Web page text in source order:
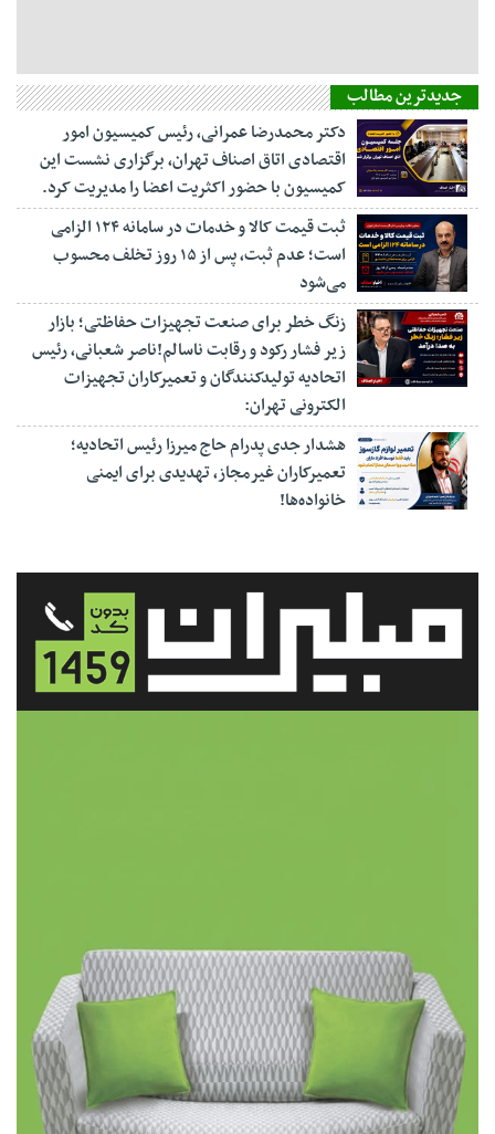
جدیدترین مطالب
دکتر محمدرضا عمرانی، رئیس کمیسیون امور
اقتصادی اتاق اصناف تهران، برگزاری نشست این
کمیسیون با حضور اکثریت اعضا را مدیریت کرد.
ثبت قیمت کالا و خدمات در سامانه ۱۲۴ الزامی
است؛ عدم ثبت، پس از ۱۵ روز تخلف محسوب
می‌شود
زنگ خطر برای صنعت تجهیزات حفاظتی؛ بازار
زیر فشار رکود و رقابت ناسالم!ناصر شعبانی، رئیس
اتحادیه تولیدکنندگان و تعمیرکاران تجهیزات
الکترونی تهران:
هشدار جدی پدرام حاج میرزا رئیس اتحادیه؛
تعمیرکاران غیرمجاز، تهدیدی برای ایمنی
خانواده‌ها!